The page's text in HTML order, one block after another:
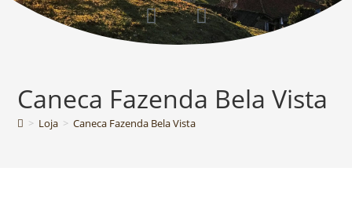
Caneca Fazenda Bela Vista
> Loja > Caneca Fazenda Bela Vista